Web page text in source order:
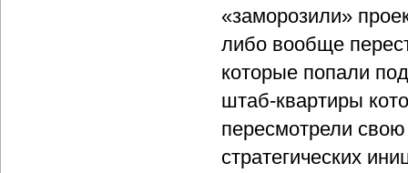
«заморозили»
либо вообще
которые попали
штаб-квартиры
пересмотрели
стратегических